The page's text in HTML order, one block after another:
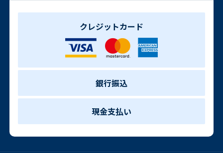
クレジットカード
銀行振込
現金支払い